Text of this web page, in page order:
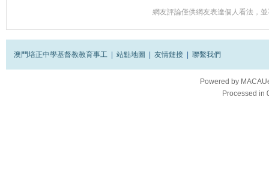
網友評論僅供網友表達個人看法，
澳門培正中學基督教教育事工 站點地圖 友情鏈接 聯繫我們
Powered by
Processed in